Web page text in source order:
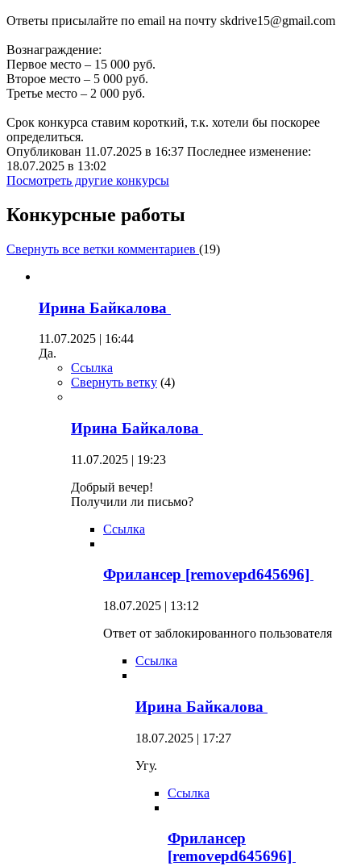
Ответы присылайте по email на почту skdrive15@gmail.com
Вознаграждение:
Первое место – 15 000 руб.
Второе место – 5 000 руб.
Третье место – 2 000 руб.
Срок конкурса ставим короткий, т.к. хотели бы поскорее
определиться.
Опубликован 11.07.2025 в 16:37 Последнее изменение:
18.07.2025 в 13:02
Посмотреть другие конкурсы
Конкурсные работы
Свернуть все ветки комментариев (19)
Ирина Байкалова
11.07.2025 | 16:44
Да.
Ссылка
Свернуть ветку (4)
Ирина Байкалова
11.07.2025 | 19:23
Добрый вечер!
Получили ли письмо?
Ссылка
Фрилансер [removepd645696]
18.07.2025 | 13:12
Ответ от заблокированного пользователя
Ссылка
Ирина Байкалова
18.07.2025 | 17:27
Угу.
Ссылка
Фрилансер
[removepd645696]